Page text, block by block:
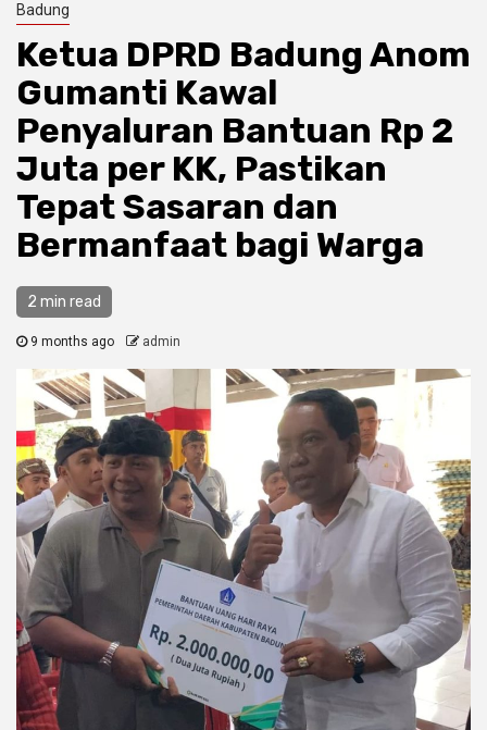
Badung
Ketua DPRD Badung Anom
Gumanti Kawal
Penyaluran Bantuan Rp 2
Juta per KK, Pastikan
Tepat Sasaran dan
Bermanfaat bagi Warga
2 min read
9 months ago admin